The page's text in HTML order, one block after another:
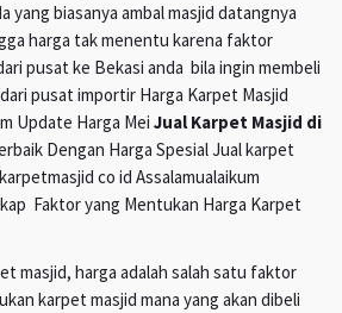
yang biasanya ambal masjid datangnya
harga tak menentu karena faktor
pusat ke Bekasi anda bila ingin membeli
pusat importir Harga Karpet Masjid
Update Harga Mei Jual Karpet Masjid di
Dengan Harga Spesial Jual karpet
co id Assalamualaikum
Faktor yang Mentukan Harga Karpet
masjid, harga adalah salah satu faktor
karpet masjid mana yang akan dibeli